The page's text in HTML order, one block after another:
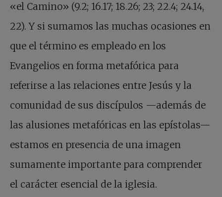
«el Camino» (9.2; 16.17; 18.26; 23; 22.4; 24.14,
22). Y si sumamos las muchas ocasiones en
que el término es empleado en los
Evangelios en forma metafórica para
referirse a las relaciones entre Jesús y la
comunidad de sus discípulos —además de
las alusiones metafóricas en las epístolas—
estamos en presencia de una imagen
sumamente importante para comprender
el carácter esencial de la iglesia.